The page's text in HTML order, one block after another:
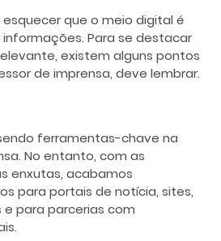
que o meio digital é
Para se destacar
existem alguns pontos
de imprensa, deve lembrar.
ferramentas-chave na
No entanto, com as
enxutas, acabamos
para portais de notícia, sites,
para parcerias com